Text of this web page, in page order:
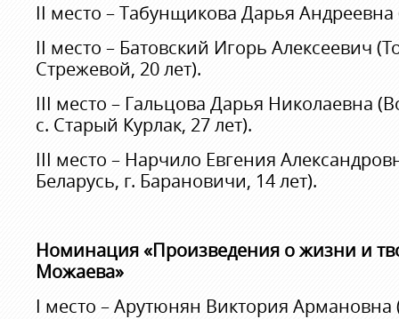
II место – Табунщикова Дарья Андреевна
II место – Батовский Игорь Алексеевич
Стрежевой, 20 лет).
III место – Гальцова Дарья Николаевна
с. Старый Курлак, 27 лет).
III место – Нарчило Евгения
Беларусь, г. Барановичи, 14 лет).
Номинация «Произведения о жизни и
Можаева»
I место – Арутюнян Виктория Армановна